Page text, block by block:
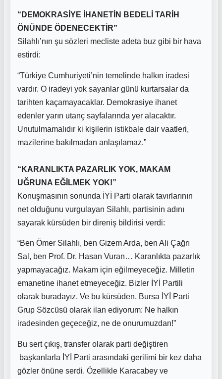
“DEMOKRASİYE İHANETİN BEDELİ TARİH
ÖNÜNDE ÖDENECEKTİR”
Silahlı’nın şu sözleri mecliste adeta buz gibi bir hava
estirdi:
“Türkiye Cumhuriyeti’nin temelinde halkın iradesi
vardır. O iradeyi yok sayanlar günü kurtarsalar da
tarihten kaçamayacaklar. Demokrasiye ihanet
edenler yarın utanç sayfalarında yer alacaktır.
Unutulmamalıdır ki kişilerin istikbale dair vaatleri,
mazilerine bakılmadan anlaşılamaz.”
“KARANLIKTA PAZARLIK YOK, MAKAM
UĞRUNA EĞİLMEK YOK!”
Konuşmasının sonunda İYİ Parti olarak tavırlarının
net olduğunu vurgulayan Silahlı, partisinin adını
sayarak kürsüden bir direniş bildirisi verdi:
“Ben Ömer Silahlı, ben Gizem Arda, ben Ali Çağrı
Sal, ben Prof. Dr. Hasan Vuran… Karanlıkta pazarlık
yapmayacağız. Makam için eğilmeyeceğiz. Milletin
emanetine ihanet etmeyeceğiz. Bizler İYİ Partili
olarak buradayız. Ve bu kürsüden, Bursa İYİ Parti
Grup Sözcüsü olarak ilan ediyorum: Ne halkın
iradesinden geçeceğiz, ne de onurumuzdan!”
Bu sert çıkış, transfer olarak parti değiştiren
başkanlarla İYİ Parti arasındaki gerilimi bir kez daha
gözler önüne serdi. Özellikle Karacabey ve